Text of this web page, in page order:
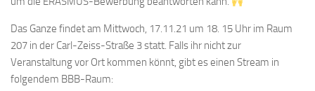
Das Ganze findet am Mittwoch, 17.11.21 um 18. 15 Uhr im Raum
207 in der Carl-Zeiss-Straße 3 statt. Falls ihr nicht zur
Veranstaltung vor Ort kommen könnt, gibt es einen Stream in
folgendem BBB-Raum: